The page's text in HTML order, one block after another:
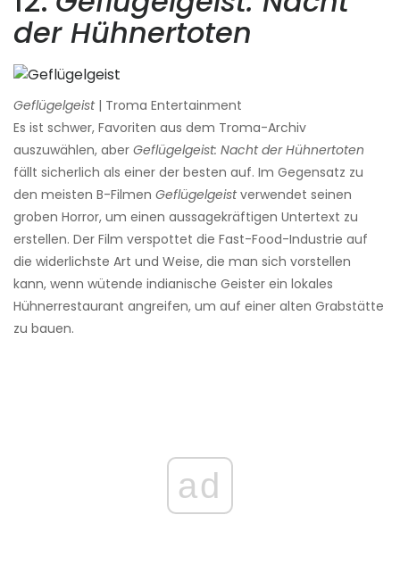
der Hühnertoten
Geflügelgeist| Troma Entertainment
Es ist schwer, Favoriten aus dem Troma-Archiv
auszuwählen, aber Geflügelgeist: Nacht der Hühnertoten
fällt sicherlich als einer der besten auf. Im Gegensatz zu
den meisten B-Filmen Geflügelgeistverwendet seinen
groben Horror, um einen aussagekräftigen Untertext zu
erstellen. Der Film verspottet die Fast-Food-Industrie auf
die widerlichste Art und Weise, die man sich vorstellen
kann, wenn wütende indianische Geister ein lokales
Hühnerrestaurant angreifen, um auf einer alten Grabstätte
zu bauen.
ad